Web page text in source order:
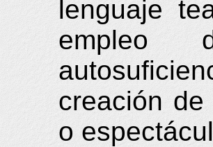
lenguaje
empleo
creación
o